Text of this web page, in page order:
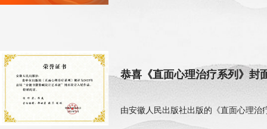
恭喜《直面心理治疗系列》封
由安徽人民出版社出版的《直面心理治